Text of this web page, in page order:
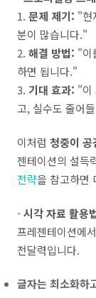
1. 문제 제기: "현
분이 많습니다."
2. 해결 방법: "이
하면 됩니다."
3. 기대 효과: "이
고, 실수도 줄어
이처럼 청중이 공
젠테이션의 설득
전략을 참고하면
-시각 자료 활용
프레젠테이션에서
전달력입니다.
글자는 최소화하